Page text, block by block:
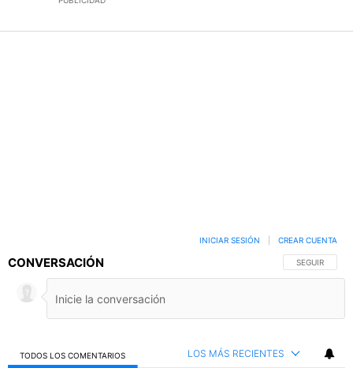
CONVERSACIÓN SIGA ESTA
SEGUIR
INICIAR SESIÓN CREAR CUENTA
TODOS LOS COMENTARIOS LOS MÁS RECIENTES